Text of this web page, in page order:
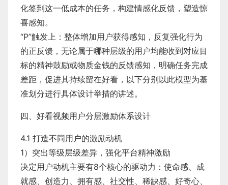
化签到这一低成本的任务，构建情感化反馈，塑造惊
喜感知。
​“P”触发上：整体增加用户获得感知，反复强化行为
的正反馈，无论属于哪种层级的用户均能收到对应目
标的精神鼓励或物质金钱的反馈感知，明确任务完成
差距，促进其持续留在好看，以下分别以此模型为基
准划分进行具体设计举措的讲述。
​四、好看视频用户分层激励体系设计
4.1 打造不同用户的激励动机
​1）突出等级层级差异，强化平台精神激励
​决定用户动机主要有8个核心的驱动力：使命感、成
就感、创造力、拥有感、社交性、稀缺感、好奇心、